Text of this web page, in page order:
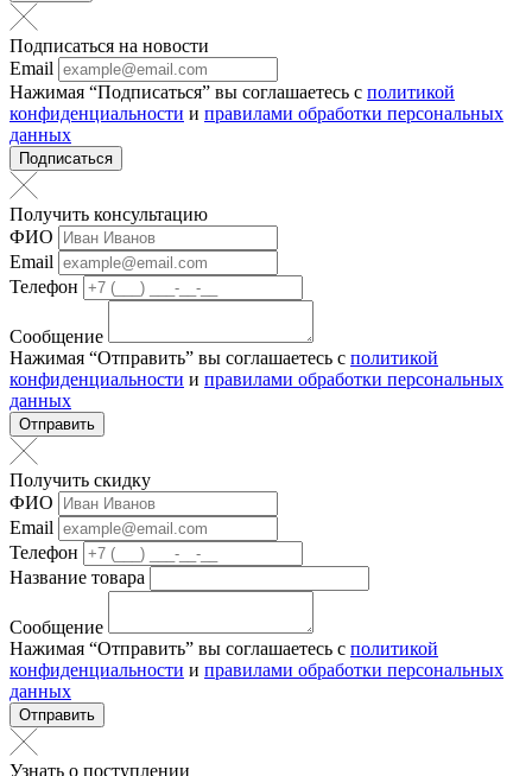
Подписаться на новости
Email
Нажимая “Подписаться” вы соглашаетесь с политикой
конфиденциальности и правилами обработки персональных
данных
Подписаться
Получить консультацию
ФИО
Email
Телефон
Сообщение
Нажимая “Отправить” вы соглашаетесь с политикой
конфиденциальности и правилами обработки персональных
данных
Отправить
Получить скидку
ФИО
Email
Телефон
Название товара
Сообщение
Нажимая “Отправить” вы соглашаетесь с политикой
конфиденциальности и правилами обработки персональных
данных
Отправить
Узнать о поступлении